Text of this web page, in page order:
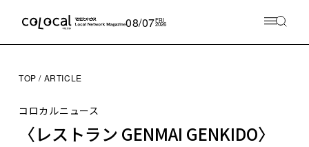
08/07FRI
2026
TOP ARTICLE
コロカルニュース
〈レストラン GENMAI GENKIDO〉